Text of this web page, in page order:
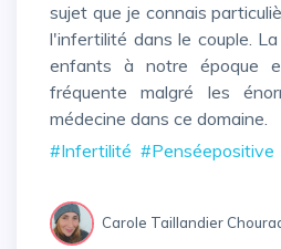
sujet que je connais
l'infertilité dans le couple.
enfants à notre époque
fréquente malgré les
médecine dans ce domaine.
#Infertilité #Penséepositive
Carole Taillandier